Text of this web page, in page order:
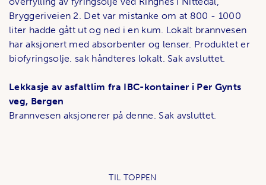
Bryggeriveien 2. Det var mistanke om at 800 - 1000
liter hadde gått ut og ned i en kum. Lokalt brannvesen
har aksjonert med absorbenter og lenser. Produktet er
biofyringsolje. sak håndteres lokalt. Sak avsluttet.
Lekkasje av asfaltlim fra IBC-kontainer i Per Gynts
veg, Bergen
Brannvesen aksjonerer på denne. Sak avsluttet.
TIL TOPPEN